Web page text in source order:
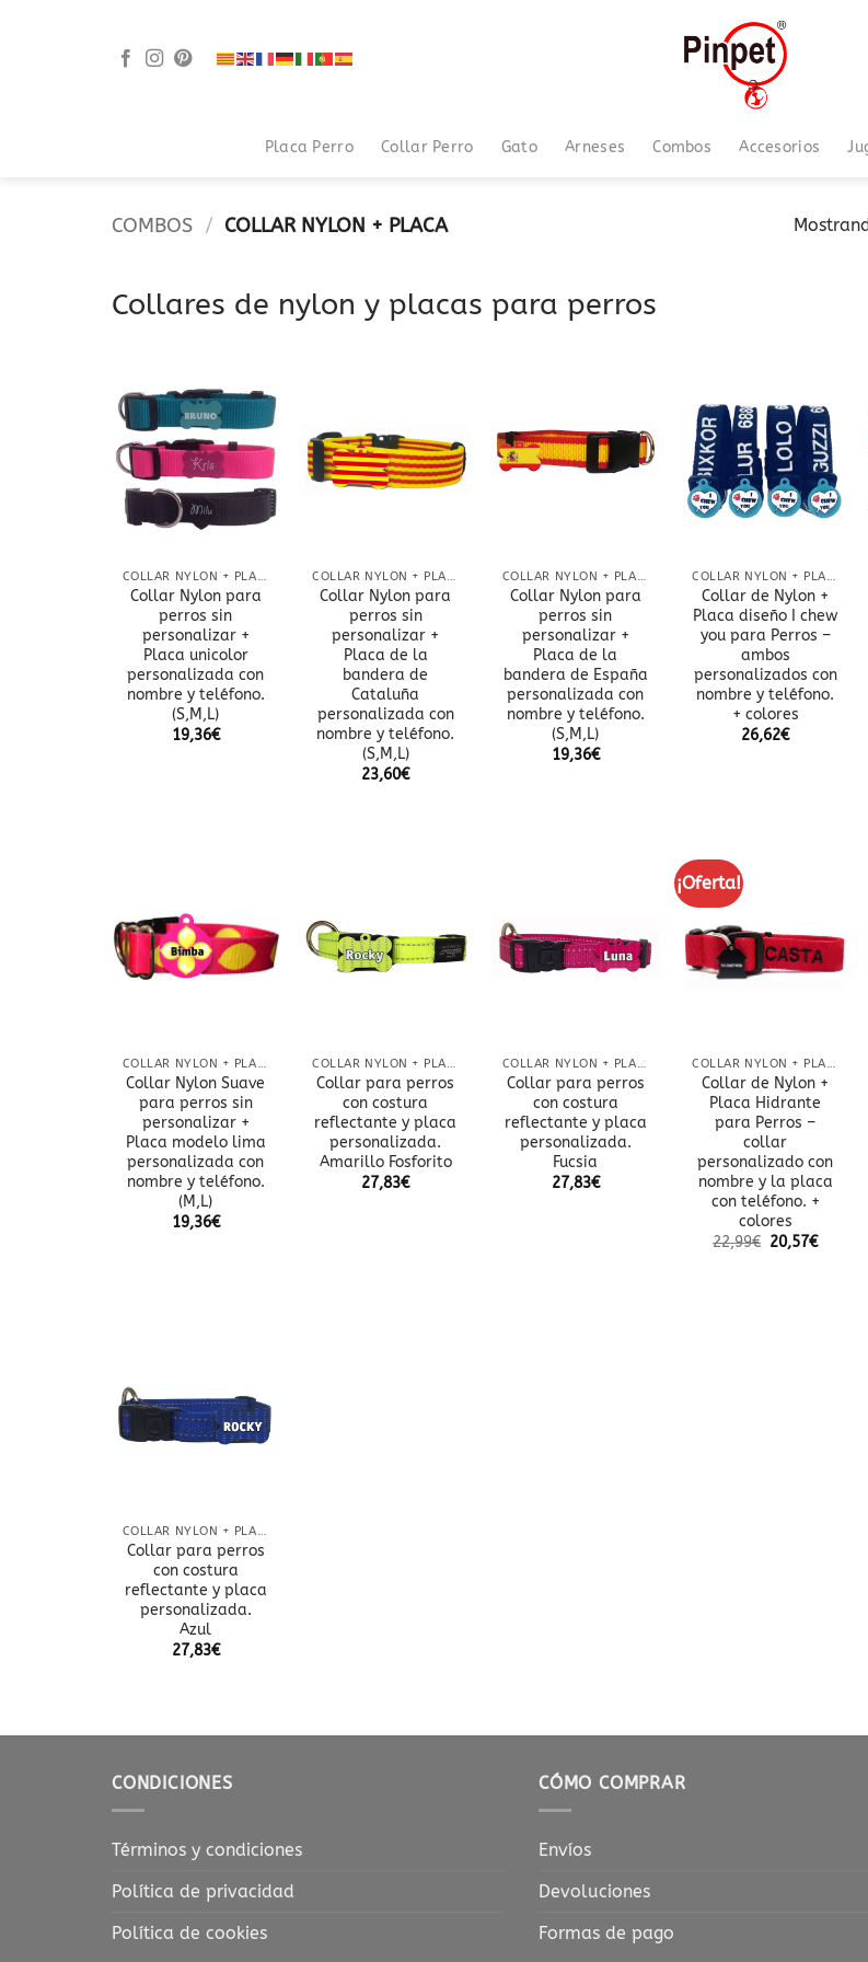
Placa Perro Collar Perro Gato Arneses Combos Accesorios
COMBOS / COLLAR NYLON + PLACA
Collares de nylon y placas para perros
Añadir
lista
de
deseos
COLLAR NYLON + PLACA
Collar Nylon para
perros sin
personalizar +
Placa unicolor
personalizada con
nombre y teléfono.
(S,M,L)
19,36€
de
deseos
COLLAR NYLON + PLACA
Collar Nylon para
perros sin
personalizar +
Placa de la
bandera de
Cataluña
personalizada con
nombre y teléfono.
(S,M,L)
23,60€
lista
deseos
COLLAR NYLON + PLACA
Collar Nylon para
perros sin
personalizar +
Placa de la
bandera de España
personalizada con
nombre y teléfono.
(S,M,L)
19,36€
a la
lista
de
deseos
COLLAR NYLON + PLACA
Collar de Nylon +
Placa diseño I chew
you para Perros –
ambos
personalizados con
nombre y teléfono.
+ colores
26,62€
de
deseos
COLLAR NYLON + PLACA
Collar Nylon Suave
para perros sin
personalizar +
Placa modelo lima
personalizada con
nombre y teléfono.
(M,L)
19,36€
de
deseos
COLLAR NYLON + PLACA
Collar para perros
con costura
reflectante y placa
personalizada.
Amarillo Fosforito
27,83€
deseos
COLLAR NYLON + PLACA
Collar para perros
con costura
reflectante y placa
personalizada.
Fucsia
27,83€
¡Oferta!
de
deseos
COLLAR NYLON + PLACA
Collar de Nylon +
Placa Hidrante
para Perros –
collar
personalizado con
nombre y la placa
con teléfono. +
colores
22,99€ 20,57€
de
deseos
COLLAR NYLON + PLACA
Collar para perros
con costura
reflectante y placa
personalizada.
Azul
27,83€
CONDICIONES
Términos y condiciones
Política de privacidad
Política de cookies
CÓMO COMPRAR
Envíos
Devoluciones
Formas de pago